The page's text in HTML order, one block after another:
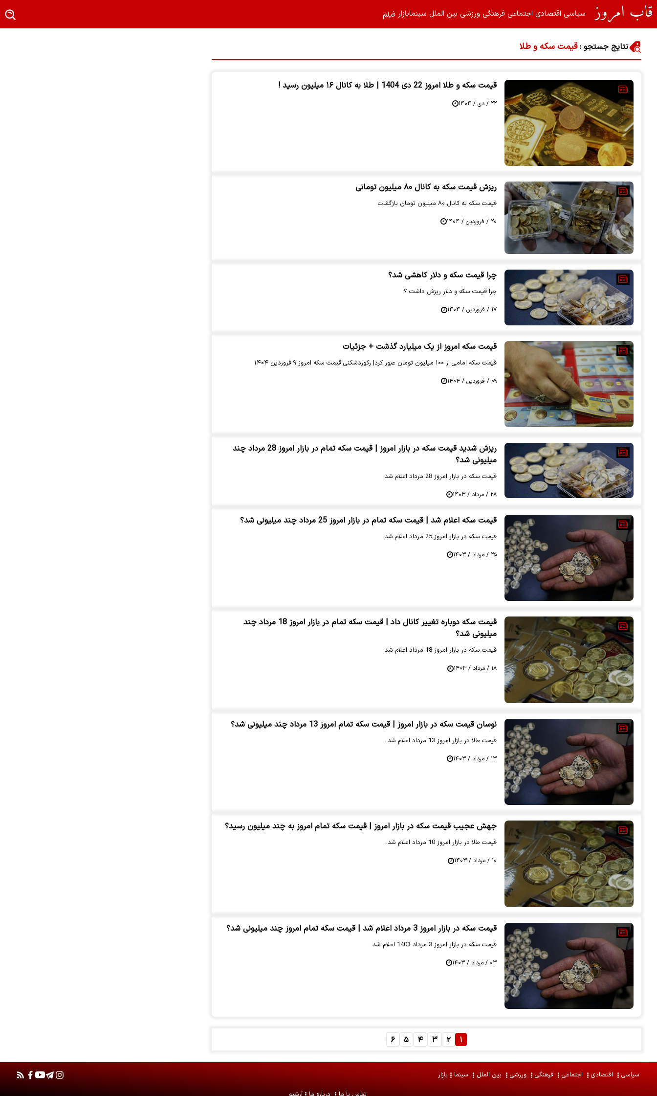
سیاسیاقتصادیاجتماعیفرهنگیورزشیبین المللسینمابازارفیلم‌
نتایج جستجو :قیمت سکه و طلا
قیمت سکه و طلا امروز 22 دی 1404 | طلا به کانال ۱۶ میلیون رسید !
۲۲ / دی / ۱۴۰۴
ریزش قیمت سکه به کانال ۸۰ میلیون تومانی
قیمت سکه به کانال ۸۰ میلیون تومان بازگشت
۲۰ / فروردین / ۱۴۰۴
چرا قیمت سکه و دلار کاهشی شد؟
چرا قیمت سکه و دلار ریزش داشت ؟
۱۷ / فروردین / ۱۴۰۴
قیمت سکه امروز از یک میلیارد گذشت + جزئیات
قیمت سکه امامی از ۱۰۰ میلیون تومان عبور کرد| رکوردشکنی قیمت سکه امروز ۹ فروردین ۱۴۰۴
۰۹ / فروردین / ۱۴۰۴
ریزش شدید قیمت سکه در بازار امروز | قیمت سکه تمام در بازار امروز 28 مرداد چند
میلیونی شد؟
قیمت سکه در بازار امروز 28 مرداد اعلام شد.
۲۸ / مرداد / ۱۴۰۳
قیمت سکه اعلام شد | قیمت سکه تمام در بازار امروز 25 مرداد چند میلیونی شد؟
قیمت سکه در بازار امروز 25 مرداد اعلام شد.
۲۵ / مرداد / ۱۴۰۳
قیمت سکه دوباره تغییر کانال داد | قیمت سکه تمام در بازار امروز 18 مرداد چند
میلیونی شد؟
قیمت سکه در بازار امروز 18 مرداد اعلام شد.
۱۸ / مرداد / ۱۴۰۳
نوسان قیمت سکه در بازار امروز | قیمت سکه تمام امروز 13 مرداد چند میلیونی شد؟
قیمت طلا در بازار امروز 13 مرداد اعلام شد.
۱۳ / مرداد / ۱۴۰۳
جهش عجیب قیمت سکه در بازار امروز | قیمت سکه تمام امروز به چند میلیون رسید؟
قیمت طلا در بازار امروز 10 مرداد اعلام شد.
۱۰ / مرداد / ۱۴۰۳
قیمت سکه در بازار امروز 3 مرداد اعلام شد | قیمت سکه تمام امروز چند میلیونی شد؟
قیمت سکه در بازار امروز 3 مرداد 1403 اعلام شد.
۰۳ / مرداد / ۱۴۰۳
۱ ۲ ۳ ۴ ۵ ۶
سیاسی اقتصادی اجتماعی فرهنگی ورزشی بین الملل سینما بازار